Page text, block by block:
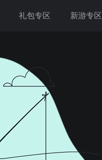
礼包专区 新游专区